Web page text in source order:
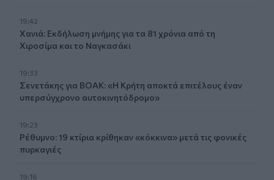
19:42
Χανιά: Εκδήλωση μνήμης για τα 81 χρόνια από τη
Χιροσίμα και το Ναγκασάκι
19:33
Σενετάκης για ΒΟΑΚ: «Η Κρήτη αποκτά επιτέλους έναν
υπερσύγχρονο αυτοκινητόδρομο»
19:23
Ρέθυμνο: 19 κτίρια κρίθηκαν «κόκκινα» μετά τις φονικές
πυρκαγιές
19:16